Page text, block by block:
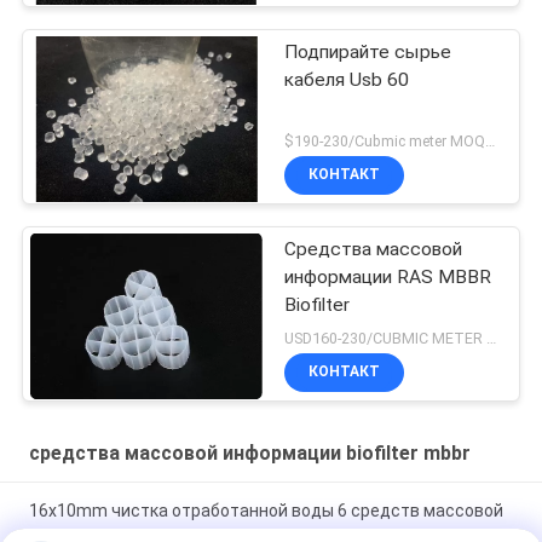
Подпирайте сырье
кабеля Usb 60
КОНТАКТ
Средства массовой
информации RAS MBBR
Biofilter
КОНТАКТ
средства массовой информации biofilter mbbr
16x10mm чистка отработанной воды 6 средств массовой
информации комнат MBBR Biofilter